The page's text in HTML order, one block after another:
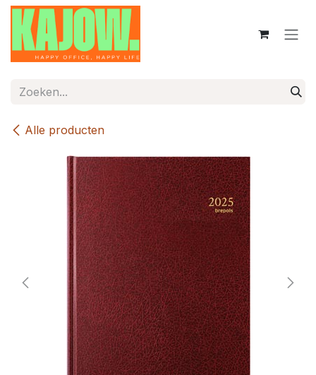
Overslaan naar inhoud
Alle producten